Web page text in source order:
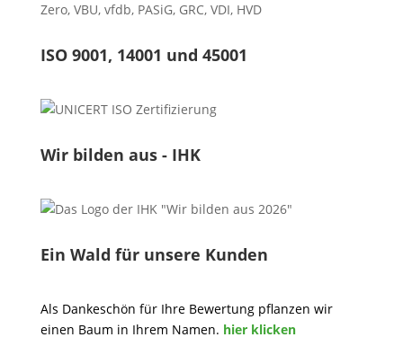
Zero, VBU, vfdb, PASiG, GRC, VDI, HVD
ISO 9001, 14001 und 45001
Wir bilden aus - IHK
Ein Wald für unsere Kunden
Als Dankeschön für Ihre Bewertung pflanzen wir
einen Baum in Ihrem Namen. hier klicken